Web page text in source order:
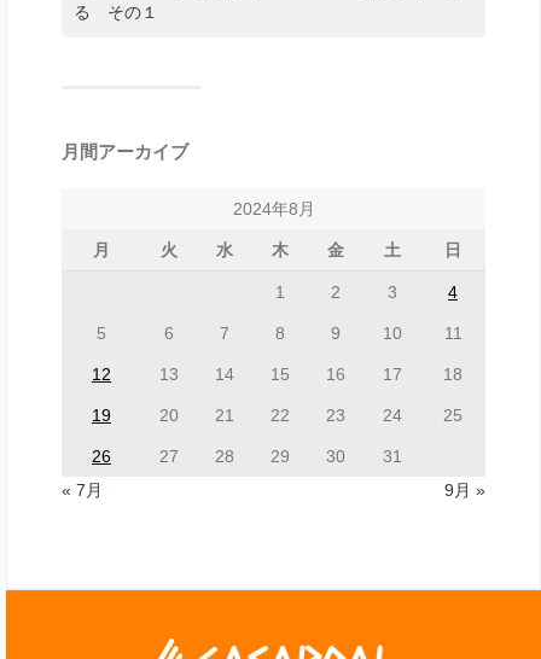
る その１
月間アーカイブ
2024年8月
月 火 水 木 金 土 日
1 2 3 4
5 6 7 8 9 10 11
12 13 14 15 16 17 18
19 20 21 22 23 24 25
26 27 28 29 30
31
« 7月
9月 »